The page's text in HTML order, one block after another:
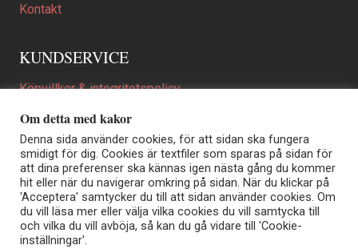
Kontakt
KUNDSERVICE
Köpvillkor & integritetspolicy
Att beställa ett personligt utformat konstverk
En personligare gåva
FAQ
Elisabeth Biström | Akvarellkonstnär | Norrtälje
Sjöängstorpet AB, org.nr 556373-5447
Om detta med kakor
Denna sida använder cookies, för att sidan ska fungera
smidigt för dig. Cookies är textfiler som sparas på sidan för
att dina preferenser ska kännas igen nästa gång du kommer
hit eller när du navigerar omkring på sidan. När du klickar på
'Acceptera' samtycker du till att sidan använder cookies. Om
du vill läsa mer eller välja vilka cookies du vill samtycka till
och vilka du vill avböja, så kan du gå vidare till 'Cookie-
inställningar'.